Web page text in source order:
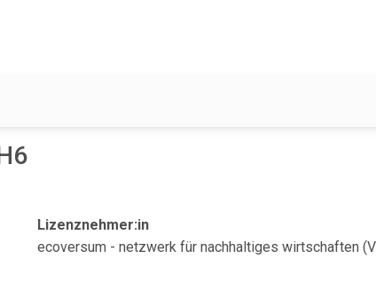
Lizenznehmer:in
ecoversum - netzwerk für nachhaltiges wirtschaften